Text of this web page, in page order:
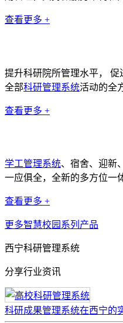
查看更多 +
提升科研院所管理水平，
全部科研管理系统活动的全
查看更多 +
学工管理系统、宿舍、迎新
一应俱全，全新的多方位一
查看更多 +
更多智慧校园系列产品
西宁科研管理系统
分享行业资讯
科研成果管理系统在西宁的